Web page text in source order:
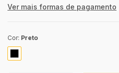
Ver mais formas de pagamento
Cor: Preto